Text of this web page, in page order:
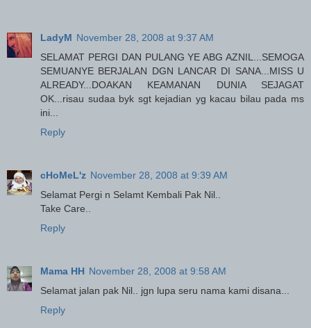
LadyM November 28, 2008 at 9:37 AM
SELAMAT PERGI DAN PULANG YE ABG AZNIL...SEMOGA
SEMUANYE BERJALAN DGN LANCAR DI SANA...MISS U
ALREADY...DOAKAN KEAMANAN DUNIA SEJAGAT
OK...risau sudaa byk sgt kejadian yg kacau bilau pada ms
ini...
Reply
cHoMeL'z November 28, 2008 at 9:39 AM
Selamat Pergi n Selamt Kembali Pak Nil..
Take Care..
Reply
Mama HH November 28, 2008 at 9:58 AM
Selamat jalan pak Nil.. jgn lupa seru nama kami disana...
Reply